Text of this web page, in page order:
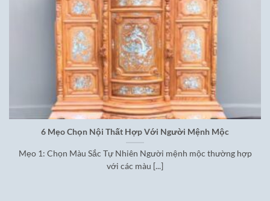
6 Mẹo Chọn Nội Thất Hợp Với Người Mệnh Mộc
Mẹo 1: Chọn Màu Sắc Tự Nhiên Người mệnh mộc thường hợp
với các màu [...]